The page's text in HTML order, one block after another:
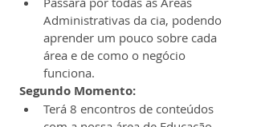
Administrativas da cia, podendo
aprender um pouco sobre cada
área e de como o negócio
funciona.
Segundo Momento:
Terá 8 encontros de conteúdos